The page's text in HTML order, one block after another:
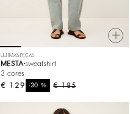
ÚLTIMAS PEÇAS
MESTA sweatshirt
3 cores
€ 185
-30%
€ 129